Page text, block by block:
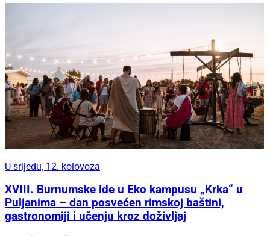
U srijedu, 12. kolovoza
XVIII. Burnumske ide u Eko kampusu „Krka“ u
Puljanima – dan posvećen rimskoj baštini,
gastronomiji i učenju kroz doživljaj